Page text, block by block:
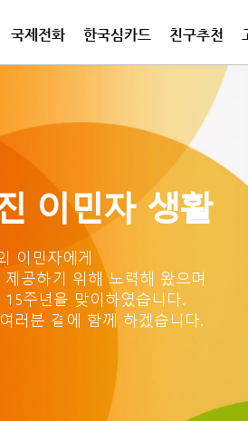
국제전화 한국심카드 친구추천
보안카메라
집전화 플랜
국제전화 프라임한국여행eSIM
이민자 생활
이민자에게
제공하기 위해 노력해 왔으며
15주년을 맞이하였습니다.
여러분 곁에 함께 하겠습니다.